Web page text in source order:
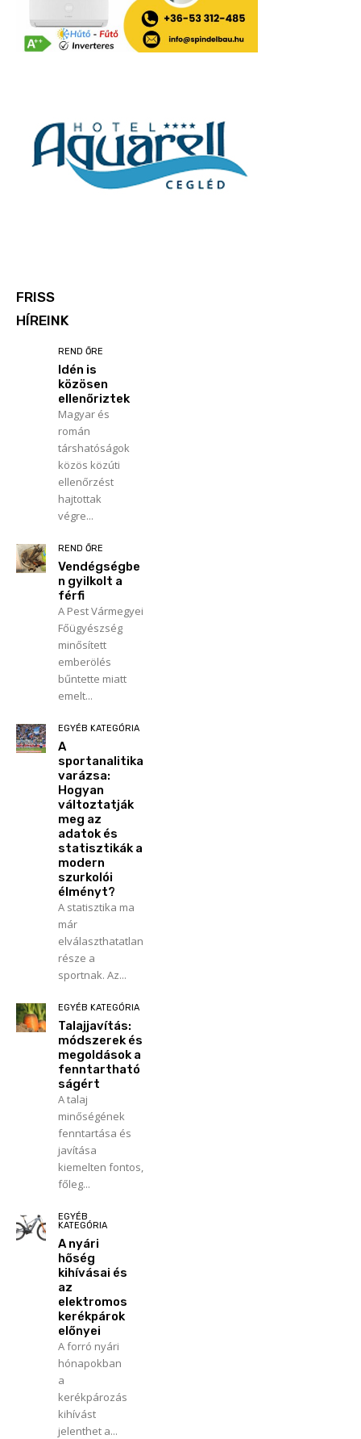
FRISS
HÍREINK
REND ŐRE
Idén is
közösen
ellenőriztek
Magyar és
román
társhatóságok
közös közúti
ellenőrzést
hajtottak
végre...
REND ŐRE
Vendégségbe
n gyilkolt a
férfi
A Pest Vármegyei
Főügyészség
minősített
emberölés
bűntette miatt
emelt...
EGYÉB KATEGÓRIA
A
sportanalitika
varázsa:
Hogyan
változtatják
meg az
adatok és
statisztikák a
modern
szurkolói
élményt?
A statisztika ma
már
elválaszthatatlan
része a
sportnak. Az...
EGYÉB KATEGÓRIA
Talajjavítás:
módszerek és
megoldások a
fenntartható
ságért
A talaj
minőségének
fenntartása és
javítása
kiemelten fontos,
főleg...
EGYÉB
KATEGÓRIA
A nyári
hőség
kihívásai és
az
elektromos
kerékpárok
előnyei
A forró nyári
hónapokban
a
kerékpározás
kihívást
jelenthet a...